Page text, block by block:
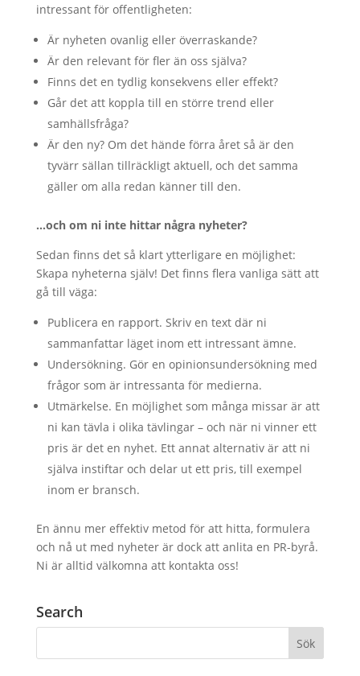
intressant för offentligheten:
Är nyheten ovanlig eller överraskande?
Är den relevant för fler än oss själva?
Finns det en tydlig konsekvens eller effekt?
Går det att koppla till en större trend eller
samhällsfråga?
Är den ny? Om det hände förra året så är den
tyvärr sällan tillräckligt aktuell, och det samma
gäller om alla redan känner till den.
…och om ni inte hittar några nyheter?
Sedan finns det så klart ytterligare en möjlighet:
Skapa nyheterna själv! Det finns flera vanliga sätt att
gå till väga:
Publicera en rapport. Skriv en text där ni
sammanfattar läget inom ett intressant ämne.
Undersökning. Gör en opinionsundersökning med
frågor som är intressanta för medierna.
Utmärkelse. En möjlighet som många missar är att
ni kan tävla i olika tävlingar – och när ni vinner ett
pris är det en nyhet. Ett annat alternativ är att ni
själva instiftar och delar ut ett pris, till exempel
inom er bransch.
En ännu mer effektiv metod för att hitta, formulera
och nå ut med nyheter är dock att anlita en PR-byrå.
Ni är alltid välkomna att kontakta oss!
Search